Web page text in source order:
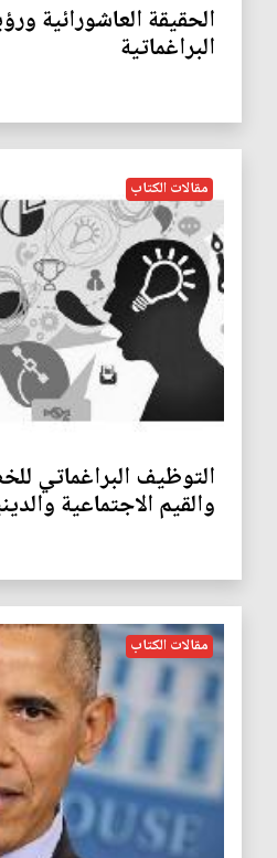
الحقيقة العاشورائية
البراغماتية
مقالات الكتاب
التوظيف البراغماتي
والقيم الاجتماعية
مقالات الكتاب